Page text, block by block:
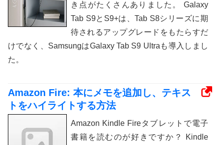
き点がたくさんありました。 Galaxy
Tab S9とS9+は、Tab S8シリーズに期
待されるアップグレードをもたらすだ
けでなく、SamsungはGalaxy Tab S9 Ultraも導入しまし
た。
Amazon Fire: 本にメモを追加し、テキス
トをハイライトする方法
Amazon Kindle Fireタブレットで電子
書籍を読むのが好きですか？ Kindle